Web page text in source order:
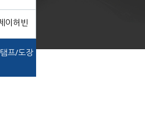
이허빈
프/도장